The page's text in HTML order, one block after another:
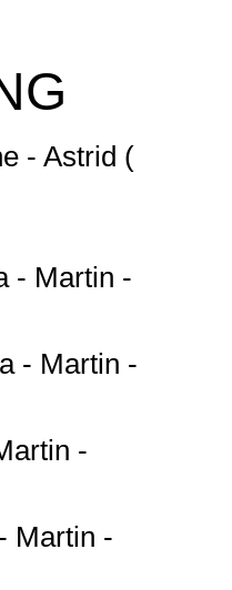
- Astrid (
juni )
- Martin -
- Martin -
-
Martin -